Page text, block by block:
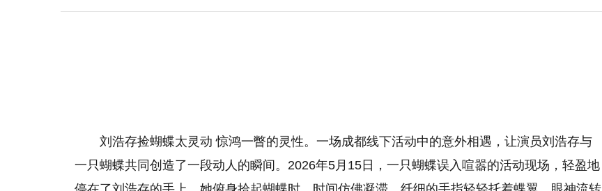
望11:08
田馥甄否认S.H.E将开演唱会 称不是故意让粉丝失
刘浩存捡蝴蝶太灵动 惊鸿一瞥的灵性。一场成都线下活动中的意外相遇，让演员刘浩存与
一只蝴蝶共同创造了一段动人的瞬间。2026年5月15日，一只蝴蝶误入喧嚣的活动现场，轻盈地